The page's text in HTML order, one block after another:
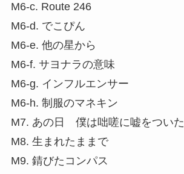
M6-c. Route 246
M6-d. でこぴん
M6-e. 他の星から
M6-f. サヨナラの意味
M6-g. インフルエンサー
M6-h. 制服のマネキン
M7. あの日 僕は咄嗟に嘘をついた
M8. 生まれたままで
M9. 錆びたコンパス